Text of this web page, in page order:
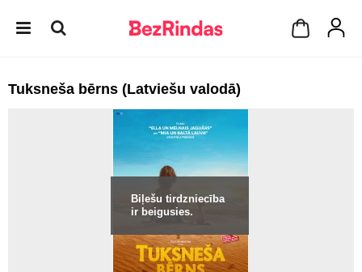
Tuksneša bērns (Latviešu valodā)
Biļešu tirdzniecība
ir beigusies.